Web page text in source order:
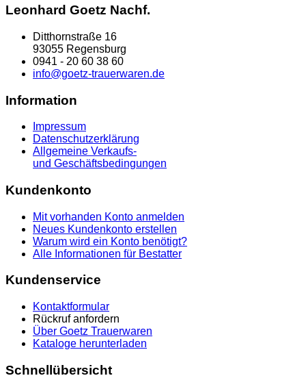
Leonhard Goetz Nachf.
Ditthornstraße 16
93055 Regensburg
0941 - 20 60 38 60
info@goetz-trauerwaren.de
Information
Impressum
Datenschutzerklärung
Allgemeine Verkaufs-
und Geschäftsbedingungen
Kundenkonto
Mit vorhanden Konto anmelden
Neues Kundenkonto erstellen
Warum wird ein Konto benötigt?
Alle Informationen für Bestatter
Kundenservice
Kontaktformular
Rückruf anfordern
Über Goetz Trauerwaren
Kataloge herunterladen
Schnellübersicht